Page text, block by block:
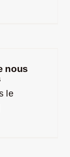
nous
le